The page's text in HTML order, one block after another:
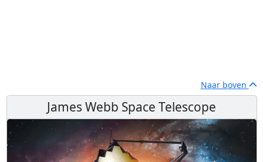
Naar boven
James Webb Space Telescope